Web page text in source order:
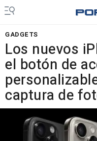
GADGETS
Los nuevos
el botón de
captura de